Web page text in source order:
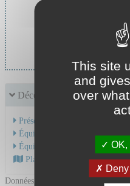
Chef
Pr
Découvrir le service
Présentation de l'activité
Équipe Médicale
Équipe Soignante
Plan d'accès au CHU
Données mises à jour le 05/02/2026
This site
and
over
OK,